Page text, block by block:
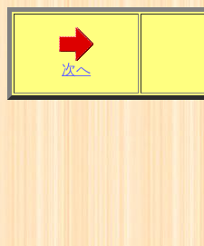
次へ